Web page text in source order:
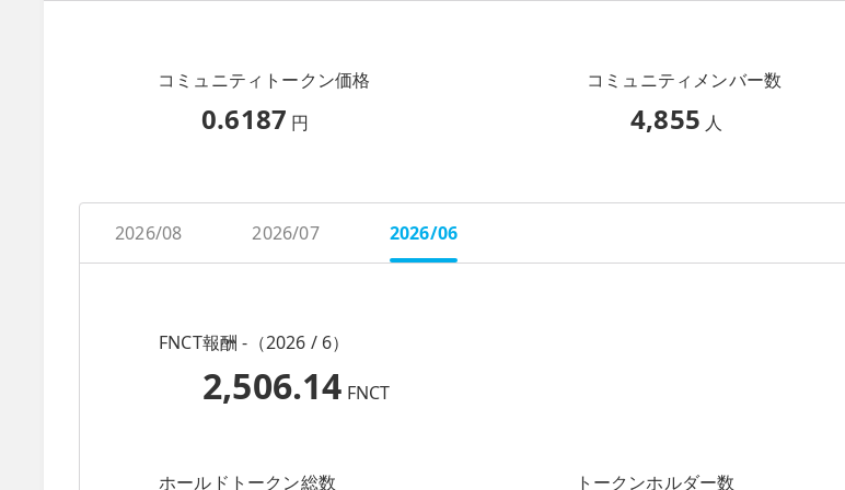
コミュニティトークン価格
0.6187 円
コミュニティメンバー数
4,855 人
2026/08 2026/07 2026/06
FNCT報酬 -（2026 / 6）
2,506.14 FNCT
ホールドトークン総数 トークンホルダー数